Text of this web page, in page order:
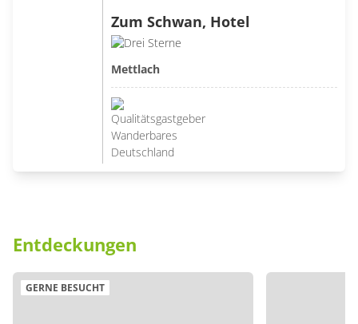
Zum Schwan, Hotel
Mettlach
Entdeckungen
GERNE BESUCHT